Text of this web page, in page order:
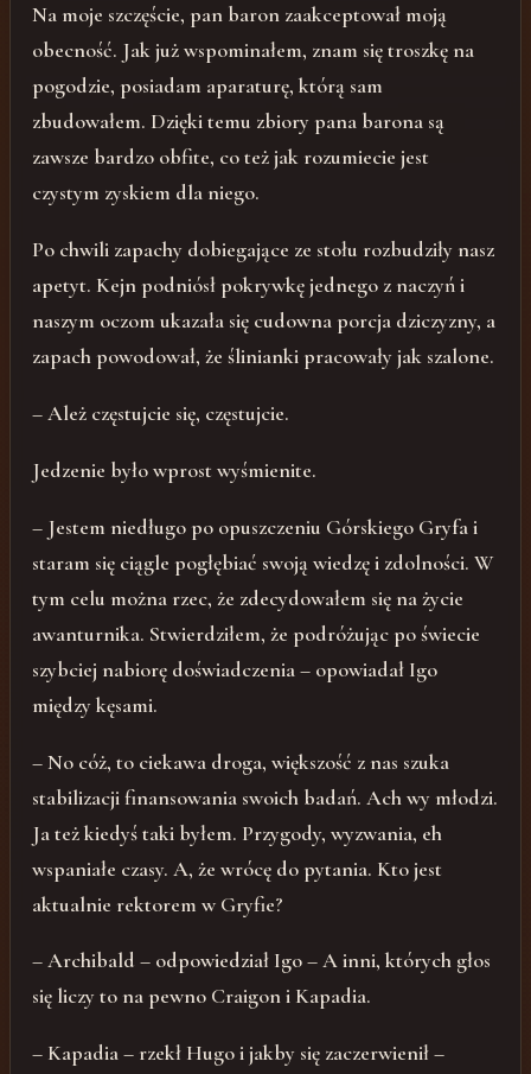
Na moje szczęście, pan baron zaakceptował moją
obecność. Jak już wspominałem, znam się troszkę na
pogodzie, posiadam aparaturę, którą sam
zbudowałem. Dzięki temu zbiory pana barona są
zawsze bardzo obfite, co też jak rozumiecie jest
czystym zyskiem dla niego.
Po chwili zapachy dobiegające ze stołu rozbudziły nasz
apetyt. Kejn podniósł pokrywkę jednego z naczyń i
naszym oczom ukazała się cudowna porcja dziczyzny, a
zapach powodował, że ślinianki pracowały jak szalone.
– Ależ częstujcie się, częstujcie.
Jedzenie było wprost wyśmienite.
– Jestem niedługo po opuszczeniu Górskiego Gryfa i
staram się ciągle pogłębiać swoją wiedzę i zdolności. W
tym celu można rzec, że zdecydowałem się na życie
awanturnika. Stwierdziłem, że podróżując po świecie
szybciej nabiorę doświadczenia – opowiadał Igo
między kęsami.
– No cóż, to ciekawa droga, większość z nas szuka
stabilizacji finansowania swoich badań. Ach wy młodzi.
Ja też kiedyś taki byłem. Przygody, wyzwania, eh
wspaniałe czasy. A, że wrócę do pytania. Kto jest
aktualnie rektorem w Gryfie?
– Archibald – odpowiedział Igo – A inni, których głos
się liczy to na pewno Craigon i Kapadia.
– Kapadia – rzekł Hugo i jakby się zaczerwienił –